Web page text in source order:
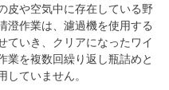
皮や空気中に存在している野
澄作業は、濾過機を使用する
ていき、クリアになったワイ
業を複数回繰り返し瓶詰めと
していません。